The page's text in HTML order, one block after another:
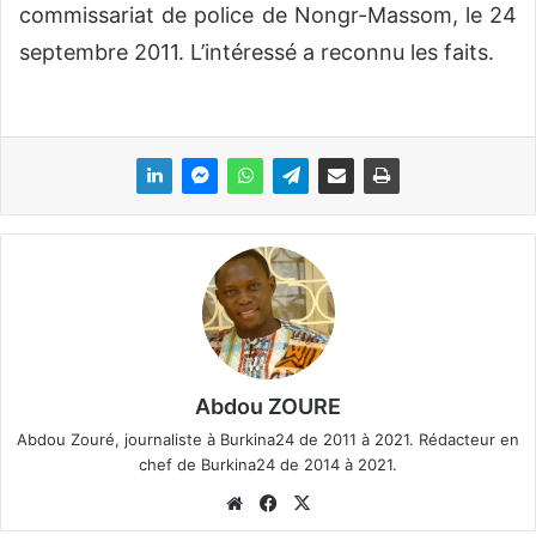
commissariat de police de Nongr-Massom, le 24
septembre 2011. L’intéressé a reconnu les faits.
Abdou ZOURE
Abdou Zouré, journaliste à Burkina24 de 2011 à 2021. Rédacteur en
chef de Burkina24 de 2014 à 2021.
We
bsi
Fa
ce